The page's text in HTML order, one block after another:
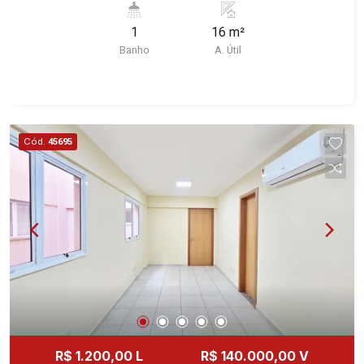
Imobiliária selecionou para você: - 16m² de área
útil - Sala com ar-condicionado - WC privativo -
casas e terrenos residenciais e comerciais nos
bairros mais desejados da Zona Sul,
reconhecidos por sua segurança, infraestrutura e
qualidade de vida incomparável. Atuamos nos
bairros de maior prestígio da região, como: Alto
da Boa Vista, Jardim Botânico, Jardim Olhos
D`Água, Vila do Golfe, City Ribeirão, Jardim
Canadá, Guaporé, Ilhas do Sul, Jardim Nova
Aliança, Boulevard, Higienópolis, Sumaré, Jardim
América, Alto do Ipê, Jardim Irajá, Royal Park,
Jardim Califórnia, Quinta da Primavera, Bonfim
Paulista, Vila Seixas, Jardim Paulista, Jardim
1
Banho
16 m²
A. Útil
Cód. 45695
R$ 1.200,00 L R$ 140.000,00 V